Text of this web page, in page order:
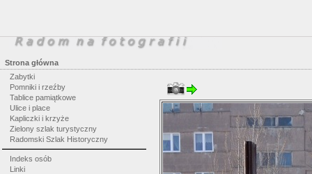
Strona główna
Zabytki
Pomniki i rzeźby
Tablice pamiątkowe
Ulice i place
Kapliczki i krzyże
Zielony szlak turystyczny
Radomski Szlak Historyczny
Indeks osób
Linki